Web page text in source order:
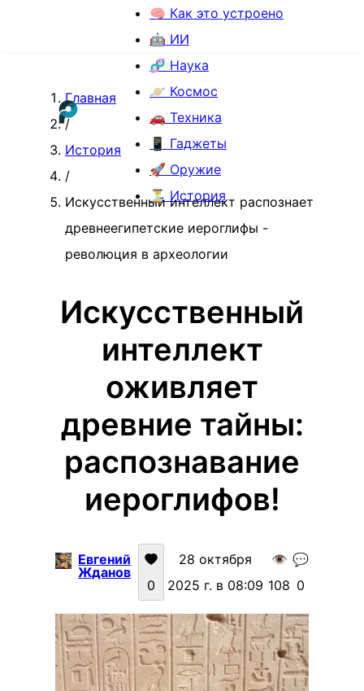
🧠 Как это устроено
🤖 ИИ
🧬 Наука
🪐 Космос
🚗 Техника
📱 Гаджеты
🚀 Оружие
⏳ История
Главная
/
История
/
Искусственный интеллект распознает
древнеегипетские иероглифы -
революция в археологии
Искусственный
интеллект
оживляет
древние тайны:
распознавание
иероглифов!
Евгений
Жданов
0
28 октября
2025 г. в 08:09
👁️
108
💬
0